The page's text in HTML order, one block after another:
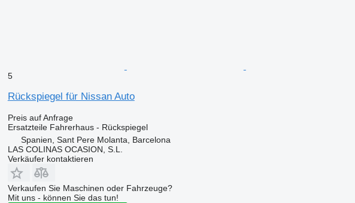
5
Rückspiegel für Nissan Auto
Preis auf Anfrage
Ersatzteile Fahrerhaus - Rückspiegel
Spanien, Sant Pere Molanta, Barcelona
LAS COLINAS OCASION, S.L.
Verkäufer kontaktieren
Verkaufen Sie Maschinen oder Fahrzeuge?
Mit uns - können Sie das tun!